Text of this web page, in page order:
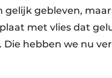
gelijk gebleven,
met vlies dat
Die hebben we nu